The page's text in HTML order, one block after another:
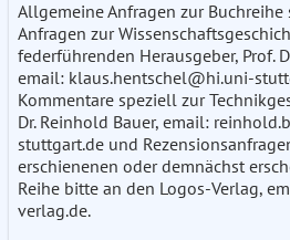
Allgemeine Anfragen zur
Anfragen zur
federführenden Herausgeber, Prof.
email: klaus.hentschel@hi.uni-
Kommentare speziell zur
Dr. Reinhold Bauer, email:
stuttgart.de und
erschienenen oder demnächst
Reihe bitte an den Logos-Verlag,
verlag.de.